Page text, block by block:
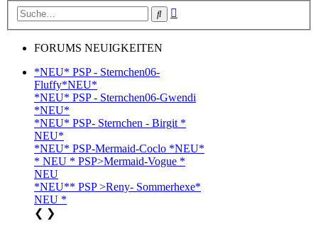
Suche
FORUMS NEUIGKEITEN
*NEU* PSP - Sternchen06-
Fluffy*NEU*
*NEU* PSP - Sternchen06-Gwendi
*NEU*
*NEU* PSP- Sternchen - Birgit *
NEU*
*NEU* PSP-Mermaid-Coclo *NEU*
* NEU * PSP>Mermaid-Vogue *
NEU
*NEU** PSP >Reny- Sommerhexe*
NEU *
❮ ❯